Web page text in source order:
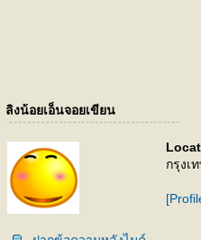
ลิงน้อยเอ็นจอยเขียน
กรุงเ